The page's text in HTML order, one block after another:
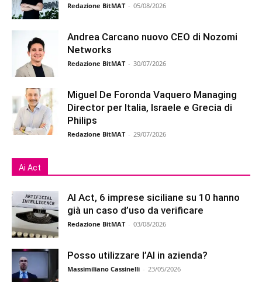
Redazione BitMAT - 05/08/2026
Andrea Carcano nuovo CEO di Nozomi
Networks
Redazione BitMAT - 30/07/2026
Miguel De Foronda Vaquero Managing
Director per Italia, Israele e Grecia di
Philips
Redazione BitMAT - 29/07/2026
Ai Act
AI Act, 6 imprese siciliane su 10 hanno
già un caso d’uso da verificare
Redazione BitMAT - 03/08/2026
Posso utilizzare l’AI in azienda?
Massimiliano Cassinelli - 23/05/2026